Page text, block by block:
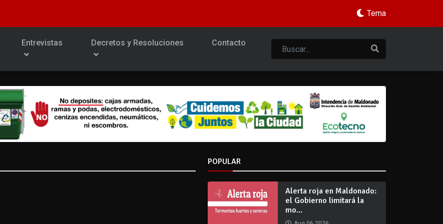
Tema
Entrevistas Decretos y Resoluciones Contacto
POPULAR
Alerta roja en Maldonado:
el Gobierno limitará la
mo...